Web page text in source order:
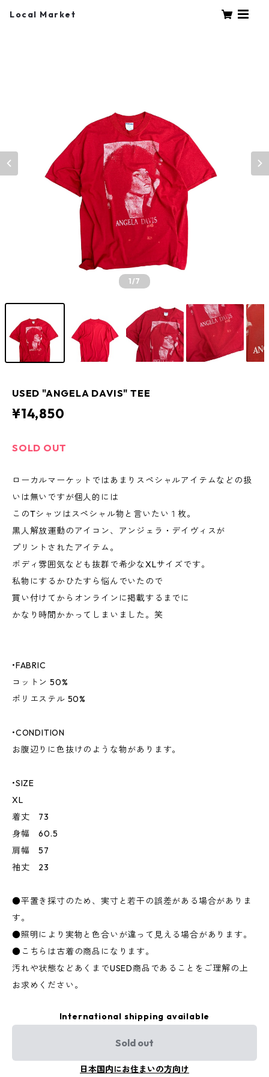
Local Market
1/7
USED "ANGELA DAVIS" TEE
¥14,850
SOLD OUT
ローカルマーケットではあまりスペシャルアイテムなどの扱
いは無いですが個人的には
このTシャツはスペシャル物と言いたい１枚。
黒人解放運動のアイコン、アンジェラ・デイヴィスが
プリントされたアイテム。
ボディ雰囲気なども抜群で希少なXLサイズです。
私物にするかひたすら悩んでいたので
買い付けてからオンラインに掲載するまでに
かなり時間かかってしまいました。笑
•FABRIC
コットン 50%
ポリエステル 50%
•CONDITION
お腹辺りに色抜けのような物があります。
•SIZE
XL
着丈 73
身幅 60.5
肩幅 57
袖丈 23
●平置き採寸のため、実寸と若干の誤差がある場合がありま
す。
●照明により実物と色合いが違って見える場合があります。
●こちらは古着の商品になります。
汚れや状態などあくまでUSED商品であることをご理解の上
お求めください。
International shipping available
Sold out
日本国内にお住まいの方向け